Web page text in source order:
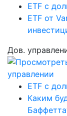
ETF с
ETF от
Дов.
ETF с
Каким